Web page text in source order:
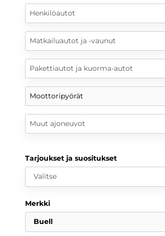
Henkilöautot
Matkailuautot ja -vaunut
Pakettiautot ja kuorma-autot
Moottoripyörät
Muut ajoneuvot
Tarjoukset ja suositukset
Valitse
Merkki
Buell